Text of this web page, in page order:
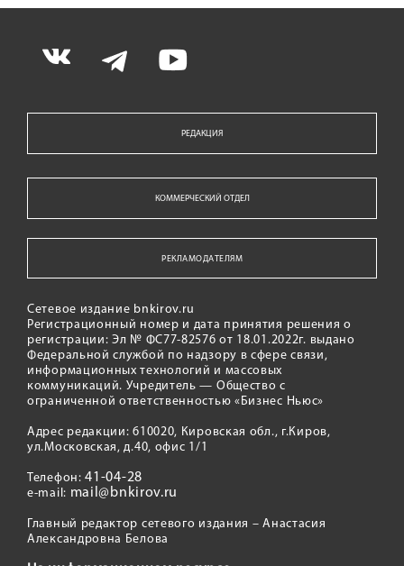
РЕДАКЦИЯ
КОММЕРЧЕСКИЙ ОТДЕЛ
РЕКЛАМОДАТЕЛЯМ
Сетевое издание bnkirov.ru
Регистрационный номер и дата принятия решения о
регистрации: Эл № ФС77-82576 от 18.01.2022г. выдано
Федеральной службой по надзору в сфере связи,
информационных технологий и массовых
коммуникаций. Учредитель — Общество с
ограниченной ответственностью «Бизнес Ньюс»
Адрес редакции: 610020, Кировская обл., г.Киров,
ул.Московская, д.40, офис 1/1
Телефон:41-04-28
e-mail: mail@bnkirov.ru
Главный редактор сетевого издания – Анастасия
Александровна Белова